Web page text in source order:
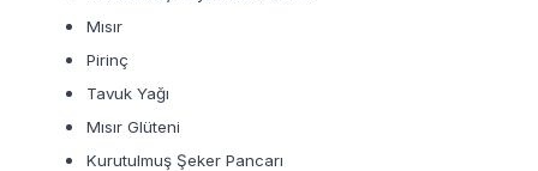
Mısır
Pirinç
Tavuk Yağı
Mısır Glüteni
Kurutulmuş Şeker Pancarı